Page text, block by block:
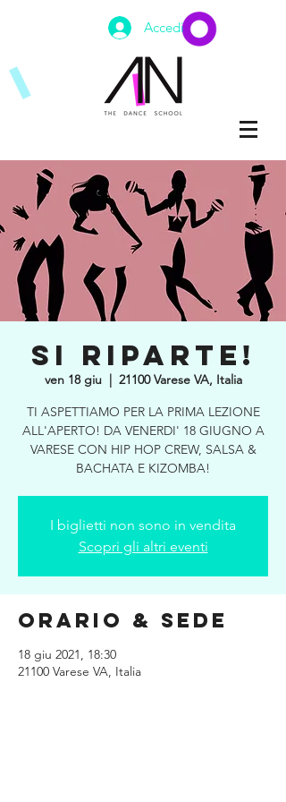
Accedi
SI RIPARTE!
ven 18 giu
  |
21100 Varese VA, Italia
TI ASPETTIAMO PER LA PRIMA LEZIONE
ALL'APERTO! DA VENERDI' 18 GIUGNO A
VARESE CON HIP HOP CREW, SALSA &
BACHATA E KIZOMBA!
I biglietti non sono in vendita
Scopri gli altri eventi
Orario & Sede
18 giu 2021, 18:30
21100 Varese VA, Italia